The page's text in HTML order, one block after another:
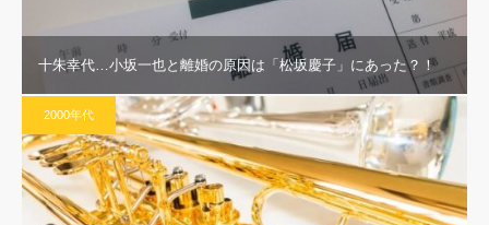
十朱幸代…小坂一也と離婚の原因は「松坂慶子」にあった？！
2000年代